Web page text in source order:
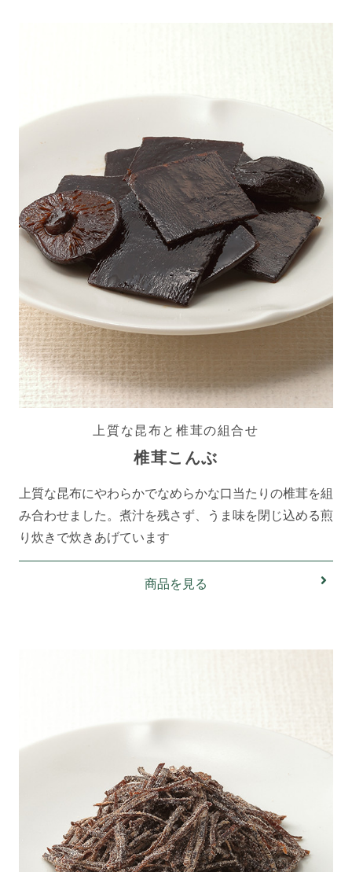
上質な昆布と椎茸の組合せ
椎茸こんぶ
上質な昆布にやわらかでなめらかな口当たりの椎茸を組
み合わせました。煮汁を残さず、うま味を閉じ込める煎
り炊きで炊きあげています
商品を見る